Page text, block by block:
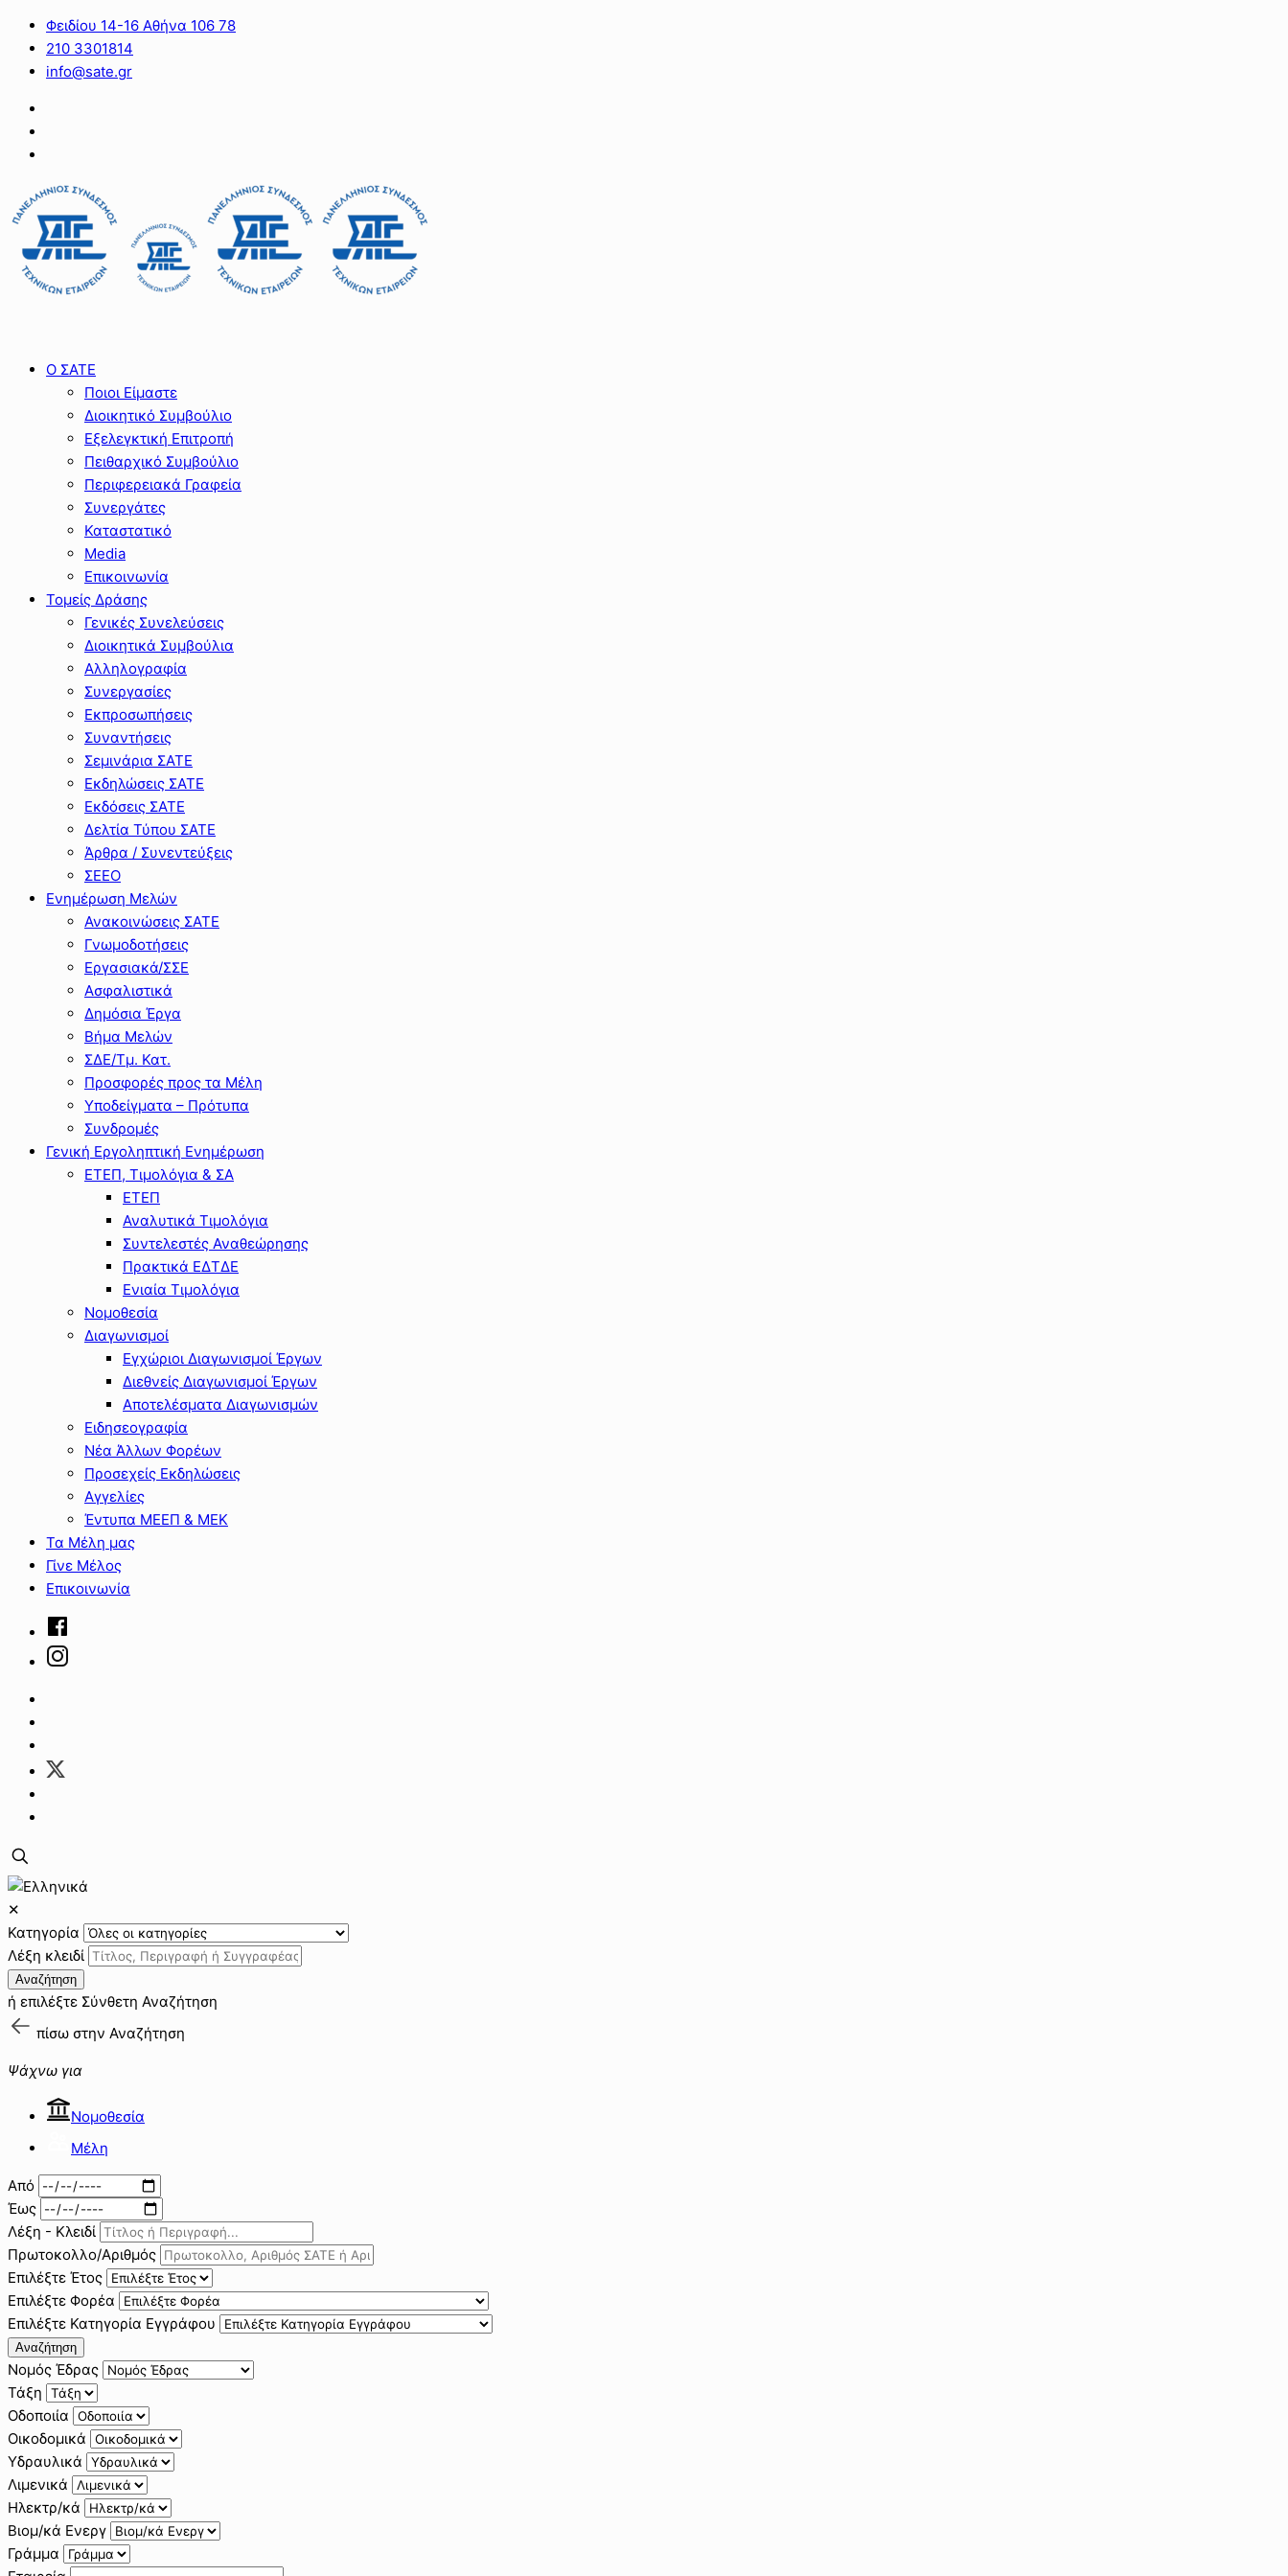
Φειδίου 14-16 Αθήνα 106 78
210 3301814
info@sate.gr
Ο ΣΑΤΕ
Ποιοι Είμαστε
Διοικητικό Συμβούλιο
Εξελεγκτική Επιτροπή
Πειθαρχικό Συμβούλιο
Περιφερειακά Γραφεία
Συνεργάτες
Καταστατικό
Media
Επικοινωνία
Τομείς Δράσης
Γενικές Συνελεύσεις
Διοικητικά Συμβούλια
Αλληλογραφία
Συνεργασίες
Εκπροσωπήσεις
Συναντήσεις
Σεμινάρια ΣΑΤΕ
Εκδηλώσεις ΣΑΤΕ
Εκδόσεις ΣΑΤΕ
Δελτία Τύπου ΣΑΤΕ
Άρθρα / Συνεντεύξεις
ΣΕΕΟ
Ενημέρωση Μελών
Ανακοινώσεις ΣΑΤΕ
Γνωμοδοτήσεις
Εργασιακά/ΣΣΕ
Ασφαλιστικά
Δημόσια Έργα
Βήμα Μελών
ΣΔΕ/Τμ. Κατ.
Προσφορές προς τα Μέλη
Υποδείγματα – Πρότυπα
Συνδρομές
Γενική Εργοληπτική Ενημέρωση
ΕΤΕΠ, Τιμολόγια & ΣΑ
ΕΤΕΠ
Αναλυτικά Τιμολόγια
Συντελεστές Αναθεώρησης
Πρακτικά ΕΔΤΔΕ
Ενιαία Τιμολόγια
Νομοθεσία
Διαγωνισμοί
Εγχώριοι Διαγωνισμοί Έργων
Διεθνείς Διαγωνισμοί Έργων
Αποτελέσματα Διαγωνισμών
Ειδησεογραφία
Νέα Άλλων Φορέων
Προσεχείς Εκδηλώσεις
Αγγελίες
Έντυπα ΜΕΕΠ & ΜΕΚ
Τα Μέλη μας
Γίνε Μέλος
Επικοινωνία
✕
Κατηγορία
Λέξη κλειδί
Αναζήτηση
ή επιλέξτε Σύνθετη Αναζήτηση
πίσω στην Αναζήτηση
Ψάχνω για
Νομοθεσία
Μέλη
Από
Έως
Λέξη - Κλειδί
Πρωτοκολλο/Αριθμός
Επιλέξτε Έτος
Επιλέξτε Φορέα
Επιλέξτε Κατηγορία Εγγράφου
Αναζήτηση
Νομός Έδρας
Τάξη
Οδοποιία
Οικοδομικά
Υδραυλικά
Λιμενικά
Ηλεκτρ/κά
Βιομ/κά Ενεργ
Γράμμα